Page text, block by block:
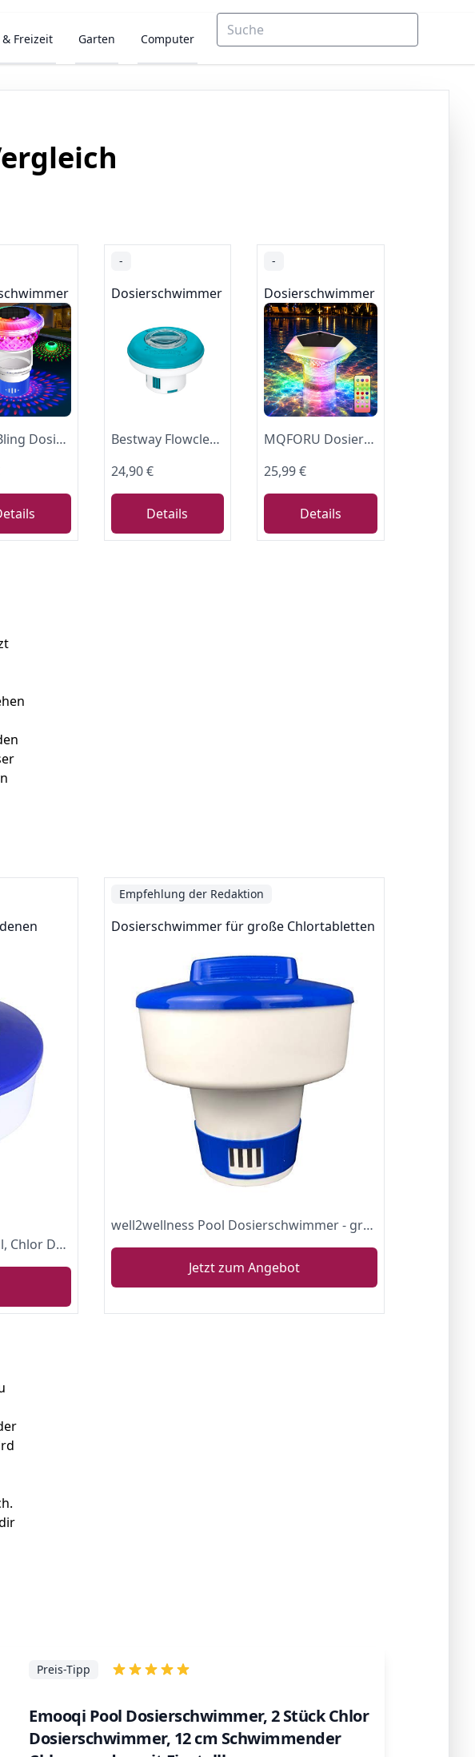
Freizeit Garten Computer
DeeprBling Dosierschwimmer Pool mit Marquee Solar Lichter, Chlor Dosierschwimmer Whirlpool mit Taste Kontrolle Bunte Lichter, Chlorschwimmer Pool Schwimmer für Chlortabletten, Einstellbare Freigabe
-
Dosierschwimmer
Bestway Flowclear | Dosierschwimmer | 16 cm Ø | für 20 & 200 g Chlortabs | Poolwasser sauber und kristallklar
24,90 €
Details
-
Dosierschwimmer
MQFORU Dosierschwimmer Pool, 7 Farben Dosierschwimmer Whirlpool, Chlorschwimmer Pool mit Bunte Lichter, Solar Poolbeleuchtung mit Fernbedienung, für Hot Tub und Großraumpool, Einstellbare Freigabe
25,99 €
Details
VABNEER Dosierschwimmer Pool, Chlor Dosierschwimmer, Dosierschwimmer für 200g Tabletten für Schwimmbad, Wasserpark, Planschbecken, Whirlpools, SPA (8 Inch)
Empfehlung der Redaktion
Dosierschwimmer für große Chlortabletten
well2wellness Pool Dosierschwimmer - großer Chlordosierer für 200g Chlortabletten
Jetzt zum Angebot
Emooqi Pool Dosierschwimmer, 2 Stück Chlor
Dosierschwimmer, 12 cm Schwimmender
Preis-Tipp